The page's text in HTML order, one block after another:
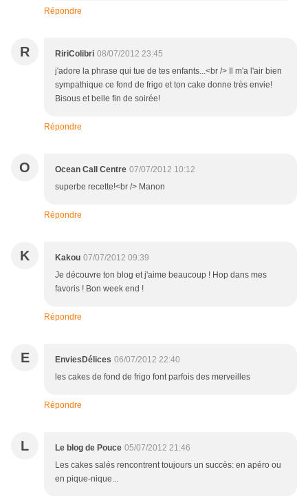
Répondre
R RiriColibri 08/07/2012 23:45
j'adore la phrase qui tue de tes enfants...<br /> Il m'a l'air bien
sympathique ce fond de frigo et ton cake donne très envie!
Bisous et belle fin de soirée!
Répondre
O Ocean Call Centre 07/07/2012 10:12
superbe recette!<br /> Manon
Répondre
K Kakou 07/07/2012 09:39
Je découvre ton blog et j'aime beaucoup ! Hop dans mes
favoris ! Bon week end !
Répondre
E EnviesDélices 06/07/2012 22:40
les cakes de fond de frigo font parfois des merveilles
Répondre
L Le blog de Pouce 05/07/2012 21:46
Les cakes salés rencontrent toujours un succès: en apéro ou
en pique-nique...